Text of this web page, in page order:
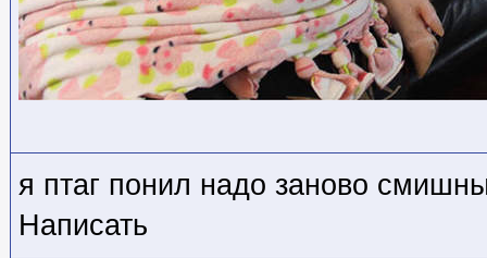
я птаг понил надо заново
Написать